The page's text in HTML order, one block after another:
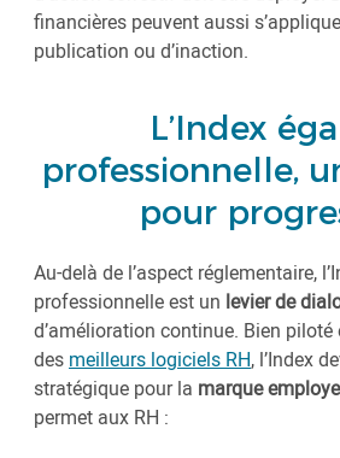
financières peuvent aussi
publication ou d’inaction.
L’Index
professionnelle,
pour
Au-delà de l’aspect réglementaire,
professionnelle est un levier de
d’amélioration continue. Bien
des meilleurs logiciels RH, l’Index
stratégique pour la marque
permet aux RH :